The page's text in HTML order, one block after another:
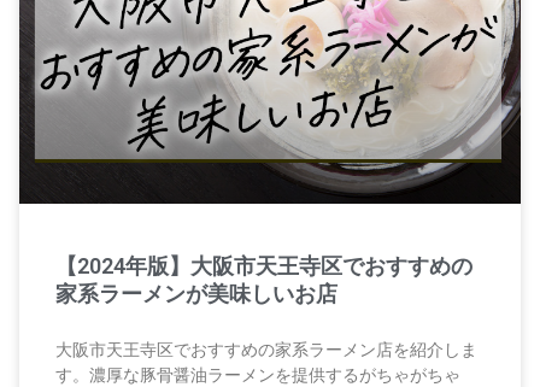
【2024年版】大阪市天王寺区でおすすめの
家系ラーメンが美味しいお店
大阪市天王寺区でおすすめの家系ラーメン店を紹介しま
す。濃厚な豚骨醤油ラーメンを提供するがちゃがちゃ